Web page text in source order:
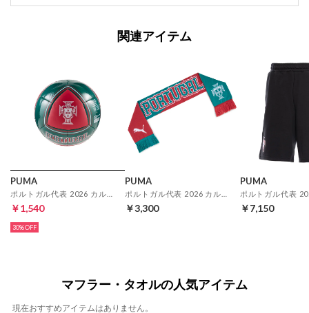
関連アイテム
PUMA
￥1,540
30%
PUMA
￥3,300
PUMA
￥7,150
マフラー・タオルの人気アイテム
現在おすすめアイテムはありません。